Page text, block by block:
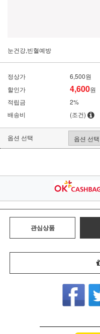
눈건강,빈혈예방
정상가
6,500원
할인가
4,600원
적립금
2%
배송비
(조건)
옵션 선택
관심상품